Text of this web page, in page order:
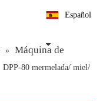
Español
» Máquina de
DPP-80 mermelada/ miel/